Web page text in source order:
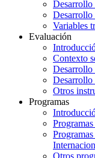
Desarrollo
Variables
Evaluación
Contexto
Desarrollo
Otros
Programas
Otros